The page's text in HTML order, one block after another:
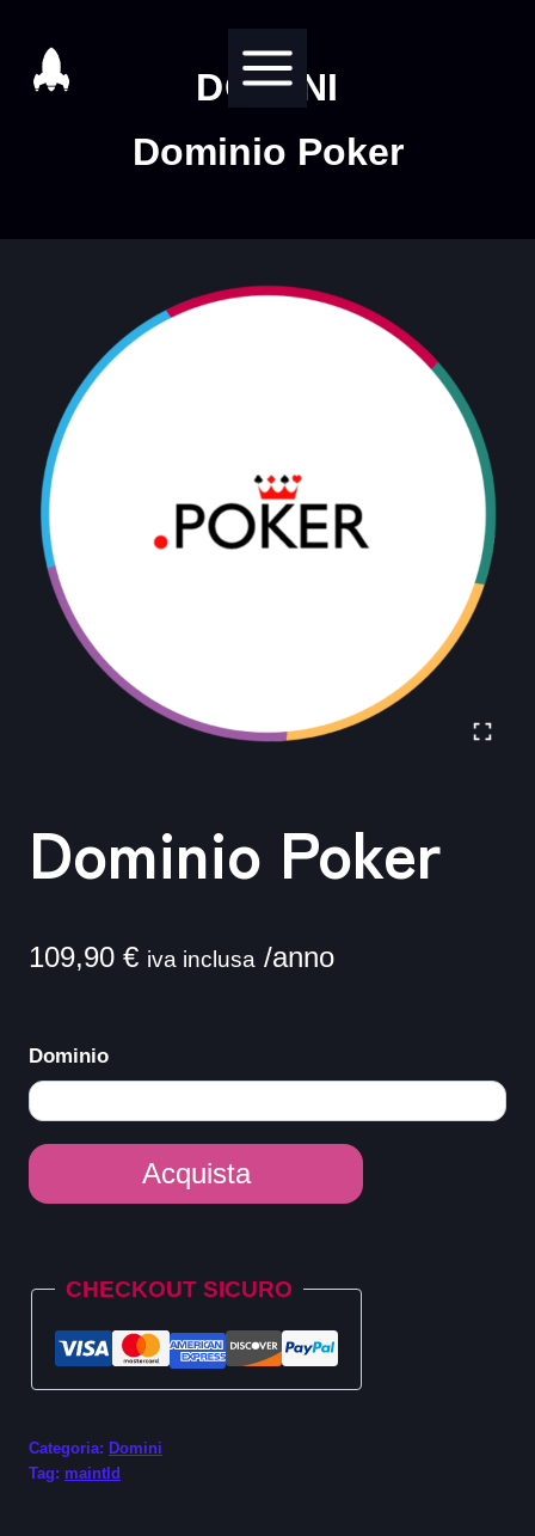
contenuto
DOMINI
Dominio Poker
Dominio Poker
109,90 € iva inclusa /anno
Dominio
Dominio
Poker
Acquista
CHECKOUT SICURO
Categoria: Domini
Tag: maintld